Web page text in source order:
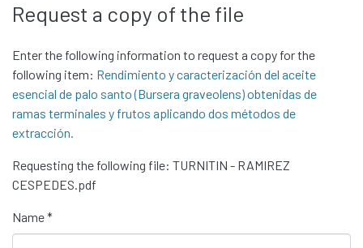
Request a copy of the file
Enter the following information to request a copy for the
following item: Rendimiento y caracterización del aceite
esencial de palo santo (Bursera graveolens) obtenidas de
ramas terminales y frutos aplicando dos métodos de
extracción.
Requesting the following file: TURNITIN - RAMIREZ
CESPEDES.pdf
Name *